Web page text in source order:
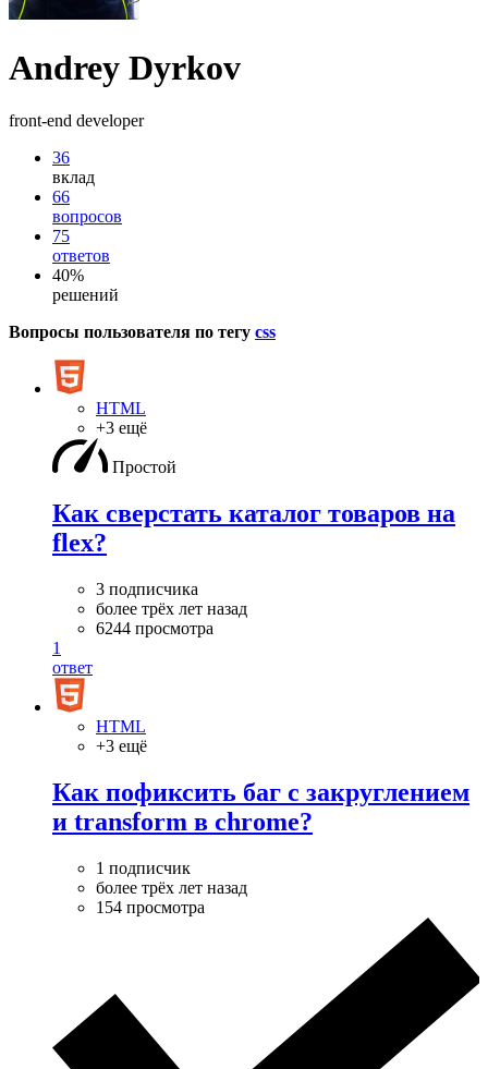
Andrey Dyrkov
front-end developer
36
вклад
66
вопросов
75
ответов
40%
решений
Вопросы пользователя по тегу css
HTML
+3 ещё
Простой
Как сверстать каталог товаров на
flex?
3 подписчика
более трёх лет назад
6244 просмотра
1
ответ
HTML
+3 ещё
Как пофиксить баг с закруглением
и transform в chrome?
1 подписчик
более трёх лет назад
154 просмотра